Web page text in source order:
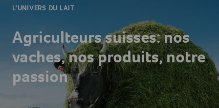
L'UNIVERS DU LAIT
Agriculteurs suisses: nos
vaches, nos produits, notre
passion